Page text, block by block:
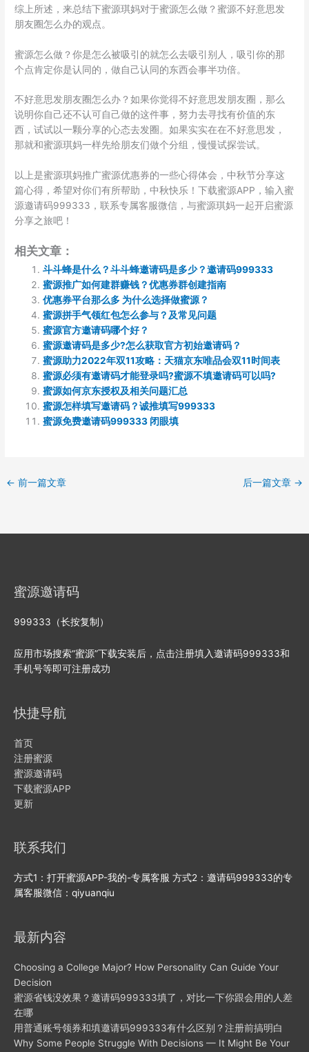
综上所述，来总结下蜜源琪妈对于蜜源怎么做？蜜源不好意思发
朋友圈怎么办的观点。
蜜源怎么做？你是怎么被吸引的就怎么去吸引别人，吸引你的那
个点肯定你是认同的，做自己认同的东西会事半功倍。
不好意思发朋友圈怎么办？如果你觉得不好意思发朋友圈，那么
说明你自己还不认可自己做的这件事，努力去寻找有价值的东
西，试试以一颗分享的心态去发圈。如果实实在在不好意思发，
那就和蜜源琪妈一样先给朋友们做个分组，慢慢试探尝试。
以上是蜜源琪妈推广蜜源优惠券的一些心得体会，中秋节分享这
篇心得，希望对你们有所帮助，中秋快乐！下载蜜源APP，输入蜜
源邀请码999333，联系专属客服微信，与蜜源琪妈一起开启蜜源
分享之旅吧！
相关文章：
斗斗蜂是什么？斗斗蜂邀请码是多少？邀请码999333
蜜源推广如何建群赚钱？优惠券群创建指南
优惠券平台那么多 为什么选择做蜜源？
蜜源拼手气领红包怎么参与？及常见问题
蜜源官方邀请码哪个好？
蜜源邀请码是多少?怎么获取官方初始邀请码？
蜜源助力2022年双11攻略：天猫京东唯品会双11时间表
蜜源必须有邀请码才能登录吗?蜜源不填邀请码可以吗?
蜜源如何京东授权及相关问题汇总
蜜源怎样填写邀请码？诚推填写999333
蜜源免费邀请码999333 闭眼填
← 前一篇文章 后一篇文章 →
蜜源邀请码
999333（长按复制）
应用市场搜索“蜜源”下载安装后，点击注册填入邀请码999333和
手机号等即可注册成功
快捷导航
首页
注册蜜源
蜜源邀请码
下载蜜源APP
更新
联系我们
方式1：打开蜜源APP-我的-专属客服 方式2：邀请码999333的专
属客服微信：qiyuanqiu
最新内容
Choosing a College Major? How Personality Can Guide Your
Decision
蜜源省钱没效果？邀请码999333填了，对比一下你跟会用的人差
在哪
用普通账号领券和填邀请码999333有什么区别？注册前搞明白
Why Some People Struggle With Decisions — It Might Be Your